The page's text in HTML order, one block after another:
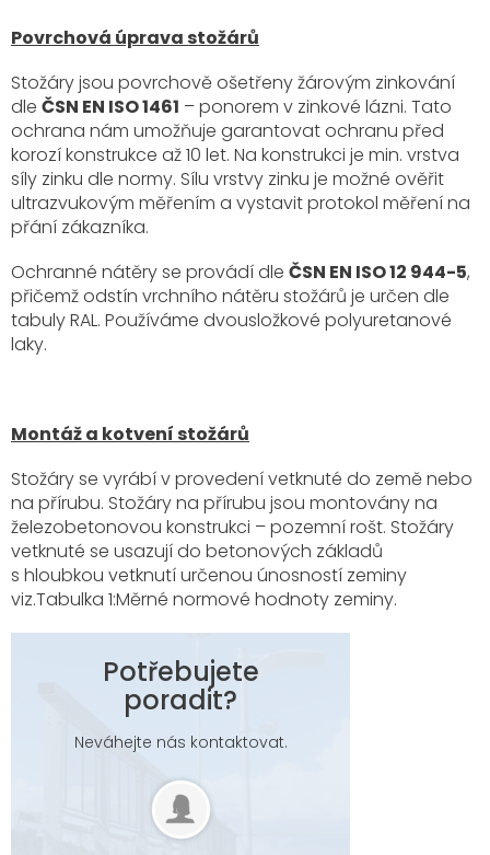
Povrchová úprava stožárů
Stožáry jsou povrchově ošetřeny žárovým zinkování
dle ČSN EN ISO 1461 – ponorem v zinkové lázni. Tato
ochrana nám umožňuje garantovat ochranu před
korozí konstrukce až 10 let. Na konstrukci je min. vrstva
síly zinku dle normy. Sílu vrstvy zinku je možné ověřit
ultrazvukovým měřením a vystavit protokol měření na
přání zákazníka.
Ochranné nátěry se provádí dle ČSN EN ISO 12 944-5,
přičemž odstín vrchního nátěru stožárů je určen dle
tabuly RAL. Používáme dvousložkové polyuretanové
laky.
Montáž a kotvení stožárů
Stožáry se vyrábí v provedení vetknuté do země nebo
na přírubu. Stožáry na přírubu jsou montovány na
železobetonovou konstrukci – pozemní rošt. Stožáry
vetknuté se usazují do betonových základů
s hloubkou vetknutí určenou únosností zeminy
viz.Tabulka 1:Měrné normové hodnoty zeminy.
Potřebujete
poradit?
Neváhejte nás kontaktovat.